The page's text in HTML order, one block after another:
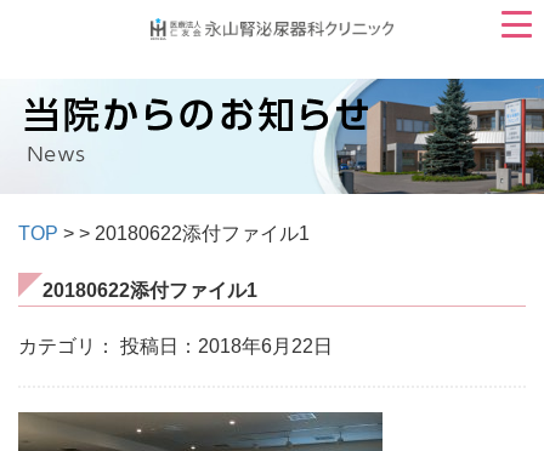
TOP > > 20180622添付ファイル1
20180622添付ファイル1
カテゴリ： 投稿日：2018年6月22日